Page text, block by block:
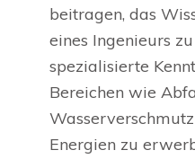
beitragen, das
eines Ingenieurs
spezialisierte
Bereichen wie
Energien zu